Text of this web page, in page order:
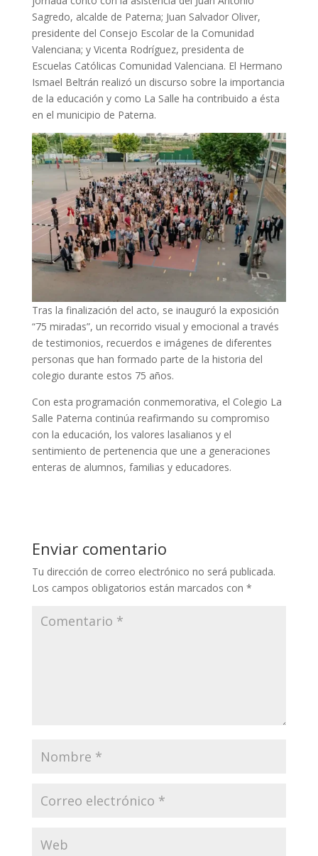
Sagredo, alcalde de Paterna; Juan Salvador Oliver,
presidente del Consejo Escolar de la Comunidad
Valenciana; y Vicenta Rodríguez, presidenta de
Escuelas Católicas Comunidad Valenciana. El Hermano
Ismael Beltrán realizó un discurso sobre la importancia
de la educación y como La Salle ha contribuido a ésta
en el municipio de Paterna.
Tras la finalización del acto, se inauguró la exposición
“75 miradas”, un recorrido visual y emocional a través
de testimonios, recuerdos e imágenes de diferentes
personas que han formado parte de la historia del
colegio durante estos 75 años.
Con esta programación conmemorativa, el Colegio La
Salle Paterna continúa reafirmando su compromiso
con la educación, los valores lasalianos y el
sentimiento de pertenencia que une a generaciones
enteras de alumnos, familias y educadores.
Enviar comentario
Tu dirección de correo electrónico no será publicada.
Los campos obligatorios están marcados con *